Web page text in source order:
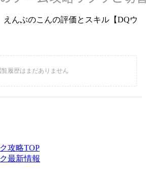
えんぶのこんの評価とスキル【DQウ
攻略TOP
最新情報